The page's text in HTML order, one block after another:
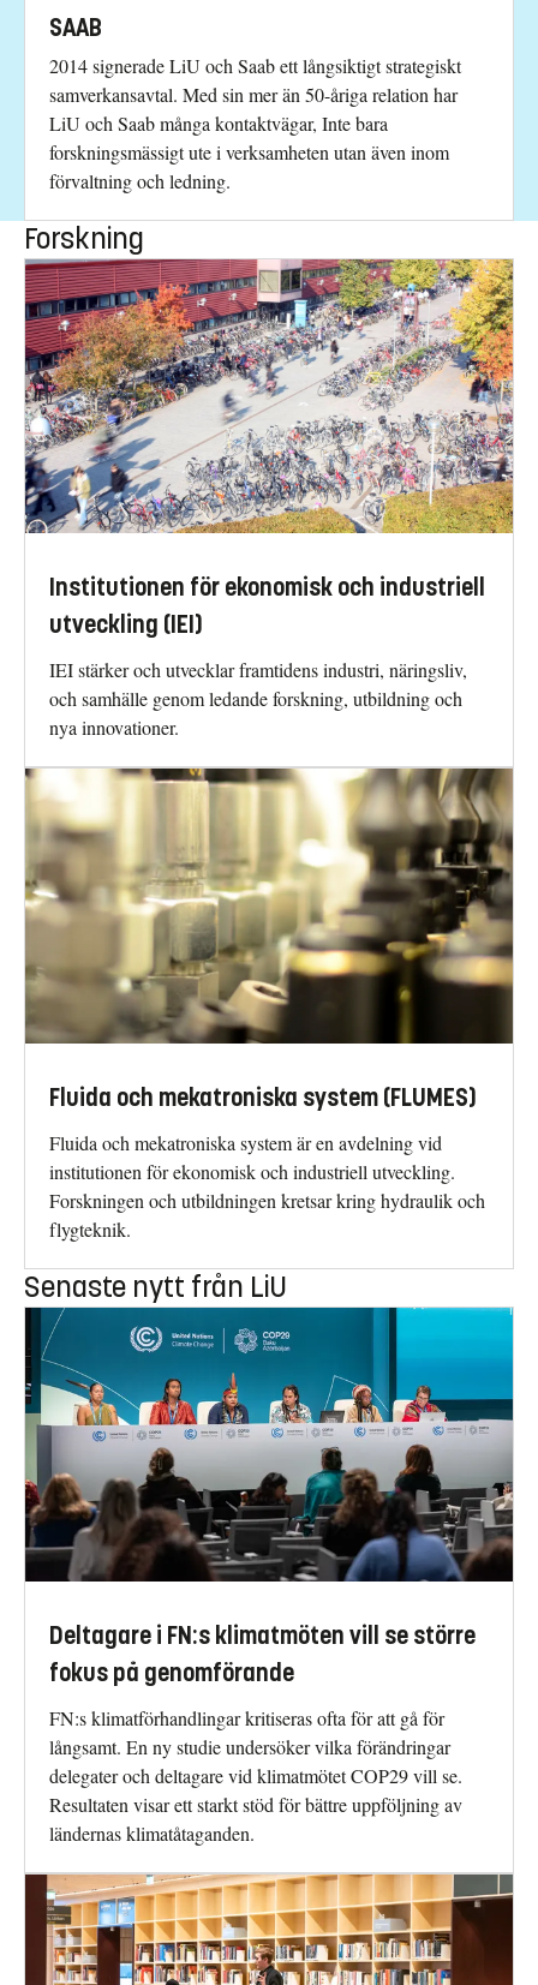
SAAB
2014 signerade LiU och Saab ett långsiktigt strategiskt
samverkansavtal. Med sin mer än 50-åriga relation har
LiU och Saab många kontaktvägar, Inte bara
forskningsmässigt ute i verksamheten utan även inom
förvaltning och ledning.
Forskning
Institutionen för ekonomisk och industriell
utveckling (IEI)
IEI stärker och utvecklar framtidens industri, näringsliv,
och samhälle genom ledande forskning, utbildning och
nya innovationer.
Fluida och mekatroniska system (FLUMES)
Fluida och mekatroniska system är en avdelning vid
institutionen för ekonomisk och industriell utveckling.
Forskningen och utbildningen kretsar kring hydraulik och
flygteknik.
Senaste nytt från LiU
Deltagare i FN:s klimatmöten vill se större
fokus på genomförande
FN:s klimatförhandlingar kritiseras ofta för att gå för
långsamt. En ny studie undersöker vilka förändringar
delegater och deltagare vid klimatmötet COP29 vill se.
Resultaten visar ett starkt stöd för bättre uppföljning av
ländernas klimatåtaganden.